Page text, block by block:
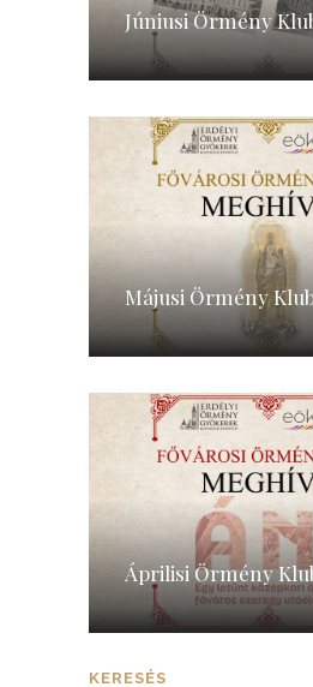
Júniusi Örmény
Májusi Örmény
Áprilisi Örmény
KERESÉS